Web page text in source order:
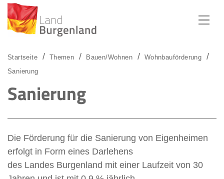
Startseite Themen Bauen/Wohnen
Wohnbauförderung
Sanierung
Sanierung
Die Förderung für die Sanierung von Eigenheimen
erfolgt in Form eines Darlehens
des Landes Burgenland mit einer Laufzeit von 30